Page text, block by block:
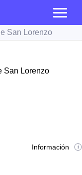
San Lorenzo
San Lorenzo
Información